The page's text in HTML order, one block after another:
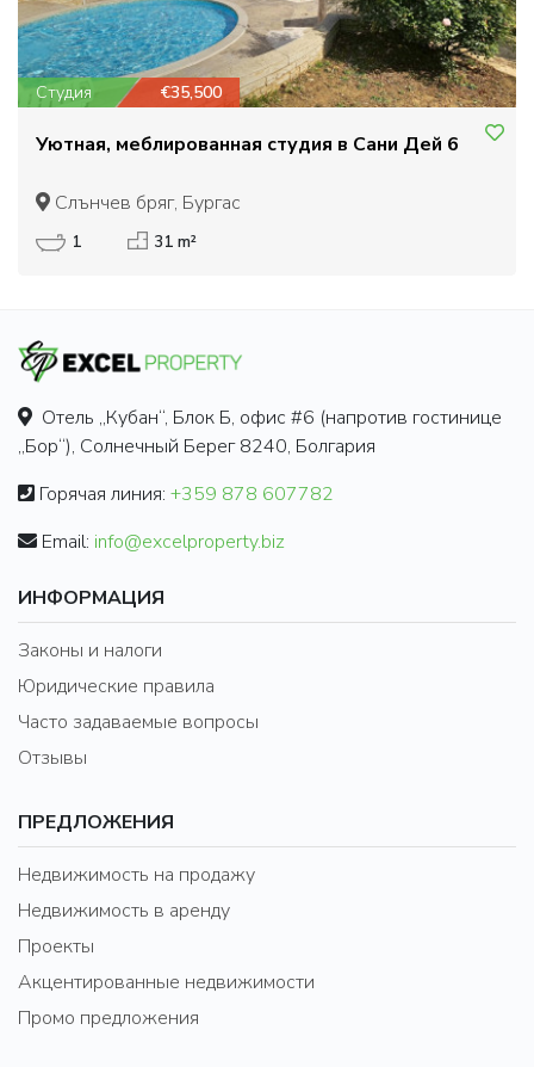
Студия €35,500
Уютная, меблированная студия в Сани Дей 6
Слънчев бряг, Бургас
1 31 m²
Отель „Кубан“, Блок Б, офис #6 (напротив гостинице
„Бор“), Солнечный Берег 8240, Болгария
Горячая линия: +359 878 607782
Email: info@excelproperty.biz
ИНФОРМАЦИЯ
Законы и налоги
Юридические правила
Часто задаваемые вопросы
Отзывы
ПРЕДЛОЖЕНИЯ
Недвижимость на продажу
Недвижимость в аренду
Проекты
Акцентированные недвижимости
Промо предложения